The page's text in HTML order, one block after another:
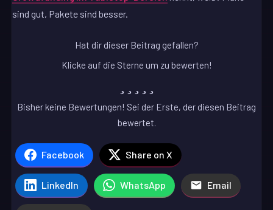
sind gut, Pakete sind besser.
Hat dir dieser Beitrag gefallen?
Klicke auf die Sterne um zu bewerten!
Bisher keine Bewertungen! Sei der Erste, der diesen Beitrag
bewertet.
Facebook Share on X
LinkedIn WhatsApp Email